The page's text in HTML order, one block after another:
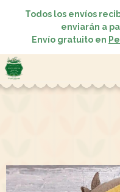
Todos los envíos
enviarán a
Envío gratuito en